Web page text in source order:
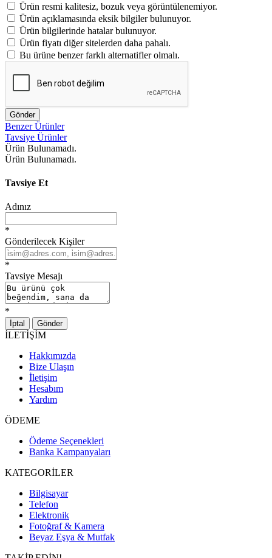
Ürün resmi kalitesiz, bozuk veya görüntülenemiyor.
Ürün açıklamasında eksik bilgiler bulunuyor.
Ürün bilgilerinde hatalar bulunuyor.
Ürün fiyatı diğer sitelerden daha pahalı.
Bu ürüne benzer farklı alternatifler olmalı.
Gönder
Benzer Ürünler
Tavsiye Ürünler
Ürün Bulunamadı.
Ürün Bulunamadı.
Tavsiye Et
Adınız
*
Gönderilecek Kişiler
*
Tavsiye Mesajı
*
İptal Gönder
İLETİŞİM
Hakkımızda
Bize Ulaşın
İletişim
Hesabım
Yardım
ÖDEME
Ödeme Seçenekleri
Banka Kampanyaları
KATEGORİLER
Bilgisayar
Telefon
Elektronik
Fotoğraf & Kamera
Beyaz Eşya & Mutfak